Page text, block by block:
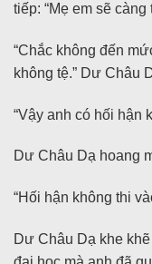
tiếp: “Mẹ em sẽ càng
“Chắc không đến
không tệ.” Dư Châu
“Vậy anh có hối hận
Dư Châu Dạ hoang
“Hối hận không thi
Dư Châu Dạ khe khẽ